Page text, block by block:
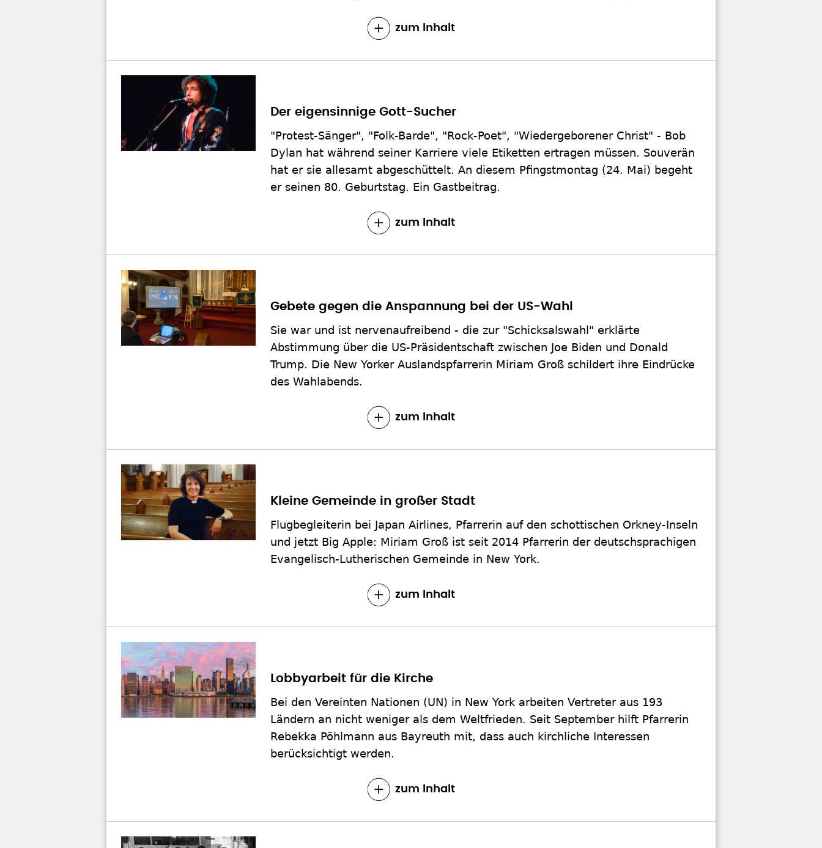
zum Inhalt
Der eigensinnige Gott-Sucher
"Protest-Sänger", "Folk-Barde", "Rock-Poet", "Wiedergeborener Christ" - Bob
Dylan hat während seiner Karriere viele Etiketten ertragen müssen. Souverän
hat er sie allesamt abgeschüttelt. An diesem Pfingstmontag (24. Mai) begeht
er seinen 80. Geburtstag. Ein Gastbeitrag.
zum Inhalt
Gebete gegen die Anspannung bei der US-Wahl
Sie war und ist nervenaufreibend - die zur "Schicksalswahl" erklärte
Abstimmung über die US-Präsidentschaft zwischen Joe Biden und Donald
Trump. Die New Yorker Auslandspfarrerin Miriam Groß schildert ihre Eindrücke
des Wahlabends.
zum Inhalt
Kleine Gemeinde in großer Stadt
Flugbegleiterin bei Japan Airlines, Pfarrerin auf den schottischen Orkney-Inseln
und jetzt Big Apple: Miriam Groß ist seit 2014 Pfarrerin der deutschsprachigen
Evangelisch-Lutherischen Gemeinde in New York.
zum Inhalt
Lobbyarbeit für die Kirche
Bei den Vereinten Nationen (UN) in New York arbeiten Vertreter aus 193
Ländern an nicht weniger als dem Weltfrieden. Seit September hilft Pfarrerin
Rebekka Pöhlmann aus Bayreuth mit, dass auch kirchliche Interessen
berücksichtigt werden.
zum Inhalt